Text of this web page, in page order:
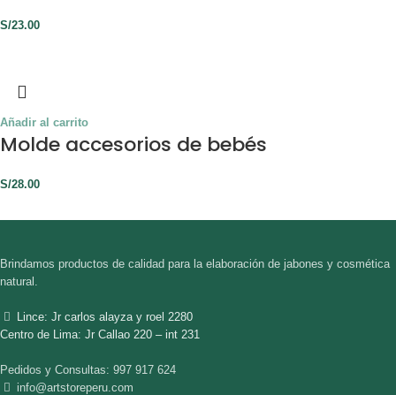
S/23.00
Añadir al carrito
Molde accesorios de bebés
S/28.00
Brindamos productos de calidad para la elaboración de jabones y cosmética
natural.
Lince: Jr carlos alayza y roel 2280
Centro de Lima: Jr Callao 220 – int 231
Pedidos y Consultas: 997 917 624
info@artstoreperu.com